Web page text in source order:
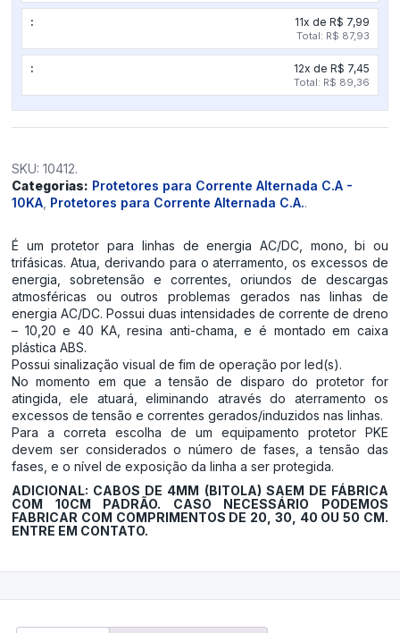
11x de R$ 7,99
Total: R$ 87,93
12x de R$ 7,45
Total: R$ 89,36
SKU: 10412.
Categorias: Protetores para Corrente Alternada C.A -
10KA Protetores para Corrente Alternada C.A..
É um protetor para linhas de energia AC/DC, mono, bi ou
trifásicas. Atua, derivando para o aterramento, os excessos de
energia, sobretensão e correntes, oriundos de descargas
atmosféricas ou outros problemas gerados nas linhas de
energia AC/DC. Possui duas intensidades de corrente de dreno
– 10,20 e 40 KA, resina anti-chama, e é montado em caixa
plástica ABS.
Possui sinalização visual de fim de operação por led(s).
No momento em que a tensão de disparo do protetor for
atingida, ele atuará, eliminando através do aterramento os
excessos de tensão e correntes gerados/induzidos nas linhas.
Para a correta escolha de um equipamento protetor PKE
devem ser considerados o número de fases, a tensão das
fases, e o nível de exposição da linha a ser protegida.
ADICIONAL: CABOS DE 4MM (BITOLA) SAEM DE FÁBRICA
COM 10CM PADRÃO. CASO NECESSÁRIO PODEMOS
FABRICAR COM COMPRIMENTOS DE 20, 30, 40 OU 50 CM.
ENTRE EM CONTATO.